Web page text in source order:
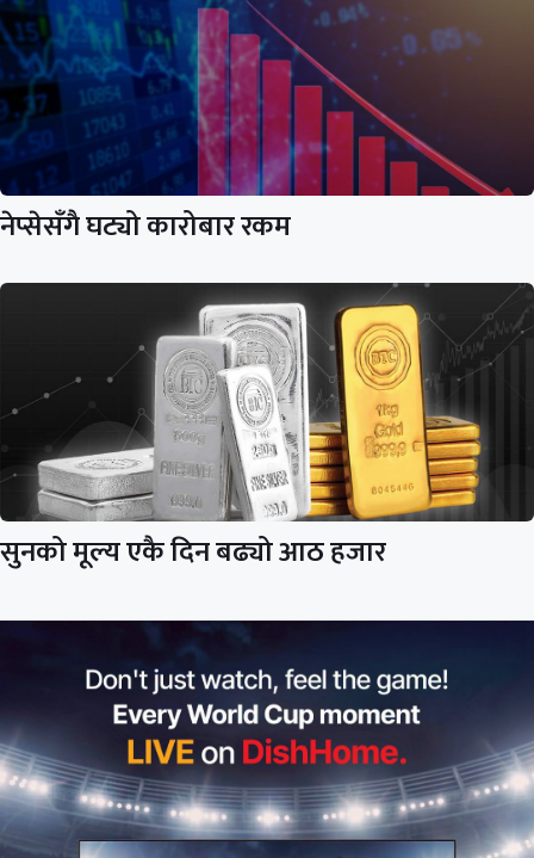
नेप्सेसँगै घट्यो कारोबार रकम
सुनको मूल्य एकै दिन बढ्यो आठ हजार